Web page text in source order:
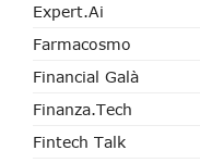
Expert.ai
Farmacosmo
Financial Galà
Finanza.tech
Fintech Talk